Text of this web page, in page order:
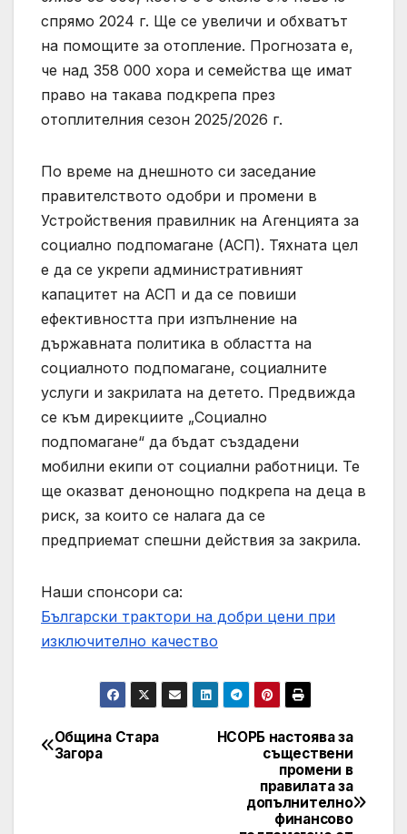
спрямо 2024 г. Ще се увеличи и обхватът
на помощите за отопление. Прогнозата е,
че над 358 000 хора и семейства ще имат
право на такава подкрепа през
отоплителния сезон 2025/2026 г.
По време на днешното си заседание
правителството одобри и промени в
Устройствения правилник на Агенцията за
социално подпомагане (АСП). Тяхната цел
е да се укрепи административният
капацитет на АСП и да се повиши
ефективността при изпълнение на
държавната политика в областта на
социалното подпомагане, социалните
услуги и закрилата на детето. Предвижда
се към дирекциите „Социално
подпомагане“ да бъдат създадени
мобилни екипи от социални работници. Те
ще оказват денонощно подкрепа на деца в
риск, за които се налага да се
предприемат спешни действия за закрила.
Наши спонсори са:
Български трактори на добри цени при
изключително качество
Post
НСОРБ настоява за
съществени
промени в
правилата за
допълнително
финансово
Община Стара
Загора